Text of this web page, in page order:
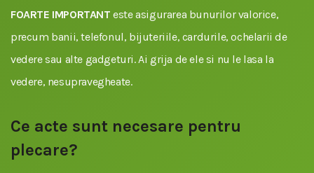
FOARTE IMPORTANT este asigurarea bunurilor valorice,
precum banii, telefonul, bijuteriile, cardurile, ochelarii de
vedere sau alte gadgeturi. Ai grija de ele si nu le lasa la
vedere, nesupravegheate.
Ce acte sunt necesare pentru
plecare?